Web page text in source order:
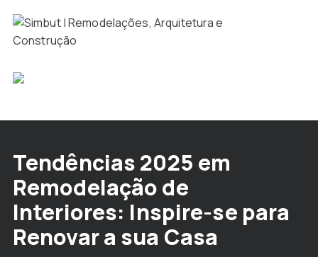
Tendências 2025 em
Remodelação de
Interiores: Inspire-se para
Renovar a sua Casa